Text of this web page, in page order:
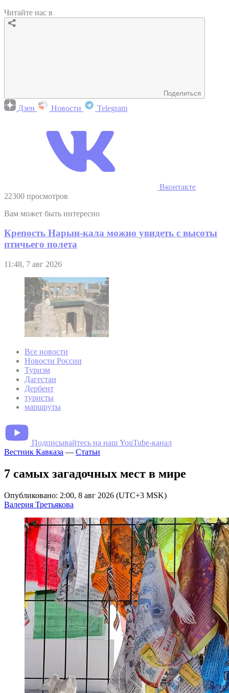
Читайте нас в
Поделиться
Дзен Новости Telegram
Вконтакте
22300 просмотров
Вам может быть интересно
Крепость Нарын-кала можно увидеть с высоты
птичьего полета
11:48, 7 авг 2026
Все новости
Новости России
Туризм
Дагестан
Дербент
туристы
маршруты
Подписывайтесь на наш YouTube-канал
Вестник Кавказа — Статьи
7 самых загадочных мест в мире
Опубликовано: 2:00, 8 авг 2026 (UTC+3 MSK)
Валерия Третьякова